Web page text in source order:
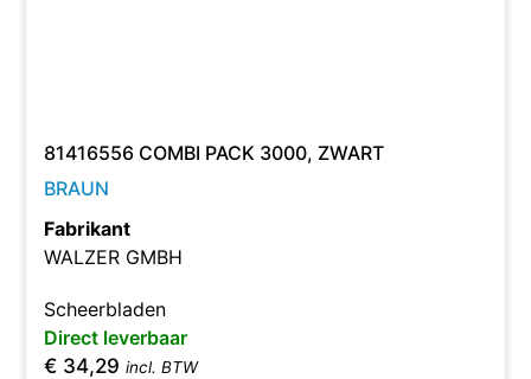
81416556 COMBI PACK 3000, ZWART
BRAUN
Fabrikant
WALZER GMBH
Scheerbladen
Direct leverbaar
€ 34,29 incl. BTW